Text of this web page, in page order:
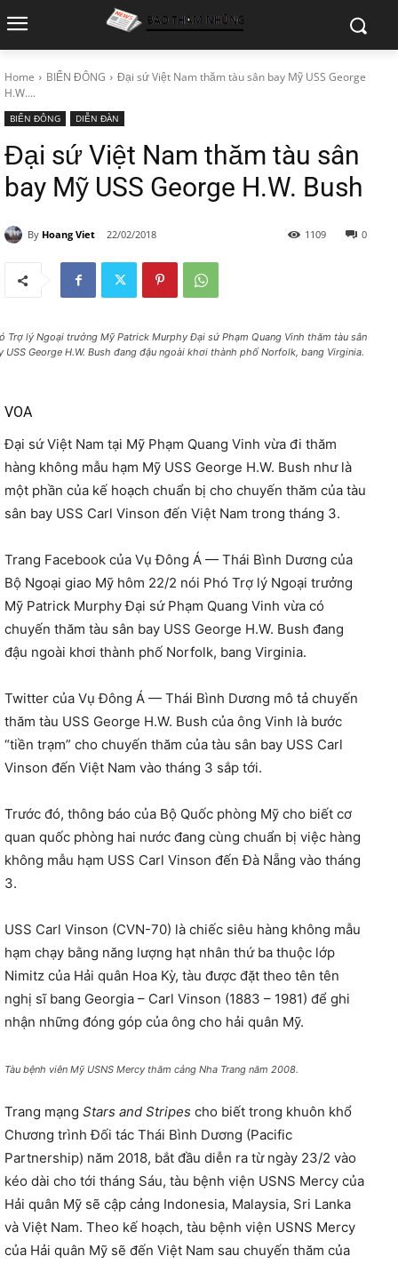
Home BIỂN ĐÔNG
Đại sứ Việt Nam thăm tàu sân bay Mỹ USS George
H.W....
BIỂN ĐÔNG DIỄN ĐÀN
Đại sứ Việt Nam thăm tàu sân
bay Mỹ USS George H.W. Bush
By Hoang Viet 22/02/2018 0
1109
Trợ lý Ngoại trưởng Mỹ Patrick Murphy Đại sứ Phạm Quang Vinh thăm tàu sân
USS George H.W. Bush đang đậu ngoài khơi thành phố Norfolk, bang Virginia.
VOA
Đại sứ Việt Nam tại Mỹ Phạm Quang Vinh vừa đi thăm
hàng không mẫu hạm Mỹ USS George H.W. Bush như là
một phần của kế hoạch chuẩn bị cho chuyến thăm của tàu
sân bay USS Carl Vinson đến Việt Nam trong tháng 3.
Trang Facebook của Vụ Đông Á — Thái Bình Dương của
Bộ Ngoại giao Mỹ hôm 22/2 nói Phó Trợ lý Ngoại trưởng
Mỹ Patrick Murphy Đại sứ Phạm Quang Vinh vừa có
chuyến thăm tàu sân bay USS George H.W. Bush đang
đậu ngoài khơi thành phố Norfolk, bang Virginia.
Twitter của Vụ Đông Á — Thái Bình Dương mô tả chuyến
thăm tàu USS George H.W. Bush của ông Vinh là bước
“tiền trạm” cho chuyến thăm của tàu sân bay USS Carl
Vinson đến Việt Nam vào tháng 3 sắp tới.
Trước đó, thông báo của Bộ Quốc phòng Mỹ cho biết cơ
quan quốc phòng hai nước đang cùng chuẩn bị việc hàng
không mẫu hạm USS Carl Vinson đến Đà Nẵng vào tháng
3.
USS Carl Vinson (CVN-70) là chiếc siêu hàng không mẫu
hạm chạy bằng năng lượng hạt nhân thứ ba thuộc lớp
Nimitz của Hải quân Hoa Kỳ, tàu được đặt theo tên tên
nghị sĩ bang Georgia – Carl Vinson (1883 – 1981) để ghi
nhận những đóng góp của ông cho hải quân Mỹ.
Tàu bệnh viên Mỹ USNS Mercy thăm cảng Nha Trang năm 2008.
Trang mạng Stars and Stripes cho biết trong khuôn khổ
Chương trình Đối tác Thái Bình Dương (Pacific
Partnership) năm 2018, bắt đầu diễn ra từ ngày 23/2 vào
kéo dài cho tới tháng Sáu, tàu bệnh viện USNS Mercy của
Hải quân Mỹ sẽ cập cảng Indonesia, Malaysia, Sri Lanka
và Việt Nam. Theo kế hoạch, tàu bệnh viện USNS Mercy
của Hải quân Mỹ sẽ đến Việt Nam sau chuyến thăm của